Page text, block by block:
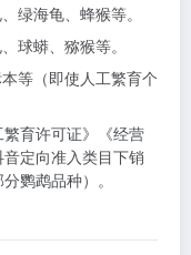
绿海龟、蜂猴等。
球蟒、猕猴等。
等（即使人工繁育个
育许可证》《经营
定向准入类目下销
鹦鹉品种）。